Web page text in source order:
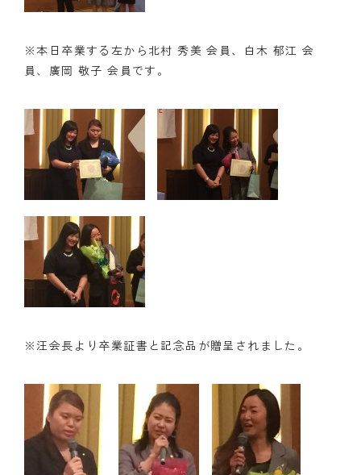
※本日卒業する左から北村 秀美 会員、白木 郁江 会
員、廣岡 敬子 会員です。
※汪会長より卒業証書と記念品が贈呈されました。